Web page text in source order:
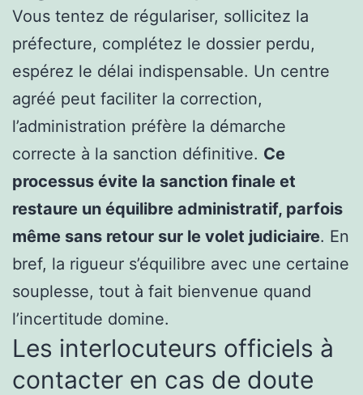
Vous tentez de régulariser, sollicitez la
préfecture, complétez le dossier perdu,
espérez le délai indispensable. Un centre
agréé peut faciliter la correction,
l’administration préfère la démarche
correcte à la sanction définitive. Ce
processus évite la sanction finale et
restaure un équilibre administratif, parfois
même sans retour sur le volet judiciaire. En
bref, la rigueur s’équilibre avec une certaine
souplesse, tout à fait bienvenue quand
l’incertitude domine.
Les interlocuteurs officiels à
contacter en cas de doute